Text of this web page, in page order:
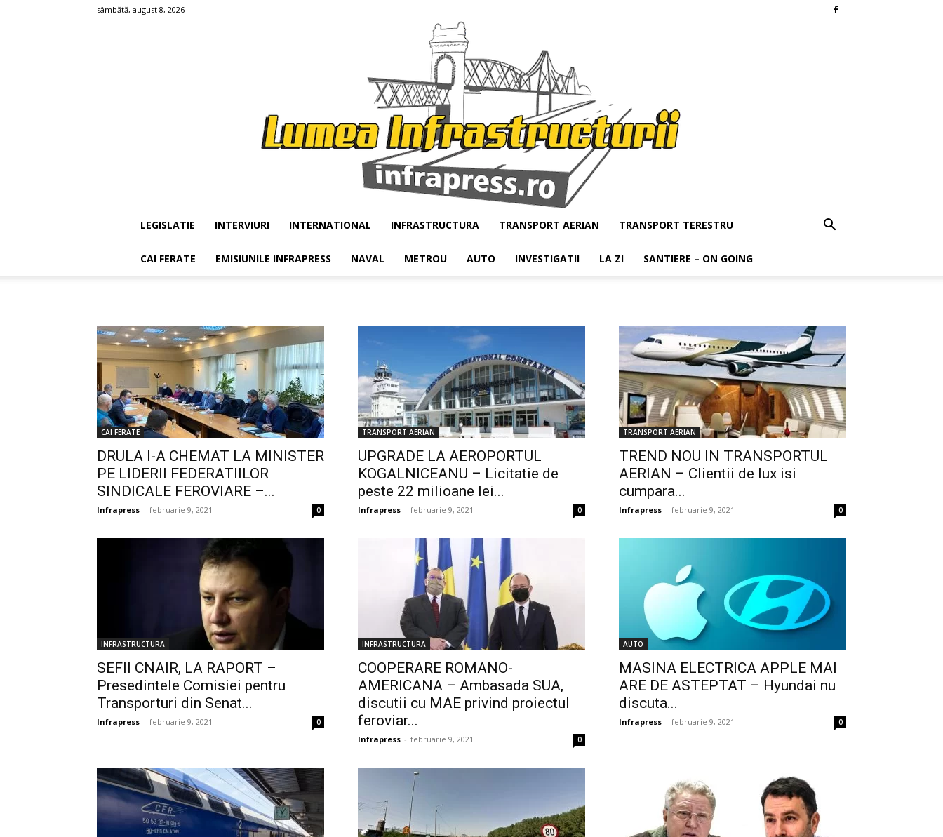
sâmbătă, august 8, 2026
Infrapress
LEGISLATIE INTERVIURI INTERNATIONAL INFRASTRUCTURA TRANSPORT AERIAN TRANSPORT TERESTRU
CAI FERATE EMISIUNILE INFRAPRESS NAVAL METROU AUTO INVESTIGATII LA ZI SANTIERE – ON GOING
CAI FERATE
DRULA I-A CHEMAT LA MINISTER
PE LIDERII FEDERATIILOR
SINDICALE FEROVIARE –...
Infrapress - februarie 9, 2021 0
TRANSPORT AERIAN
UPGRADE LA AEROPORTUL
KOGALNICEANU – Licitatie de
peste 22 milioane lei...
Infrapress - februarie 9, 2021 0
TRANSPORT AERIAN
TREND NOU IN TRANSPORTUL
AERIAN – Clientii de lux isi
cumpara...
Infrapress - februarie 9, 2021 0
INFRASTRUCTURA
SEFII CNAIR, LA RAPORT –
Presedintele Comisiei pentru
Transporturi din Senat...
Infrapress - februarie 9, 2021 0
INFRASTRUCTURA
COOPERARE ROMANO-
AMERICANA – Ambasada SUA,
discutii cu MAE privind proiectul
feroviar...
Infrapress - februarie 9, 2021 0
AUTO
MASINA ELECTRICA APPLE MAI
ARE DE ASTEPTAT – Hyundai nu
discuta...
Infrapress - februarie 9, 2021 0